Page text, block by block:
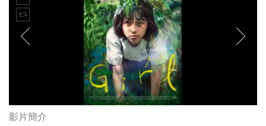
女孩劇照
影片簡介